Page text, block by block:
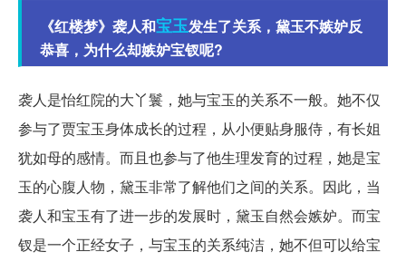
《红楼梦》袭人和宝玉发生了关系，黛玉不嫉妒反
恭喜，为什么却嫉妒宝钗呢?
袭人是怡红院的大丫鬟，她与宝玉的关系不一般。她不仅
参与了贾宝玉身体成长的过程，从小便贴身服侍，有长姐
犹如母的感情。而且也参与了他生理发育的过程，她是宝
玉的心腹人物，黛玉非常了解他们之间的关系。因此，当
袭人和宝玉有了进一步的发展时，黛玉自然会嫉妒。而宝
钗是一个正经女子，与宝玉的关系纯洁，她不但可以给宝